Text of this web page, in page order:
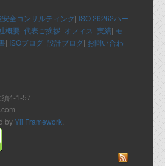
安全コンサルティング| ISO 26262ハー
概要| 代表ご挨拶| オフィス| 実績| モ
| ISOブログ| 設計ブログ| お問い合わ
4-1-57
byYii Framework